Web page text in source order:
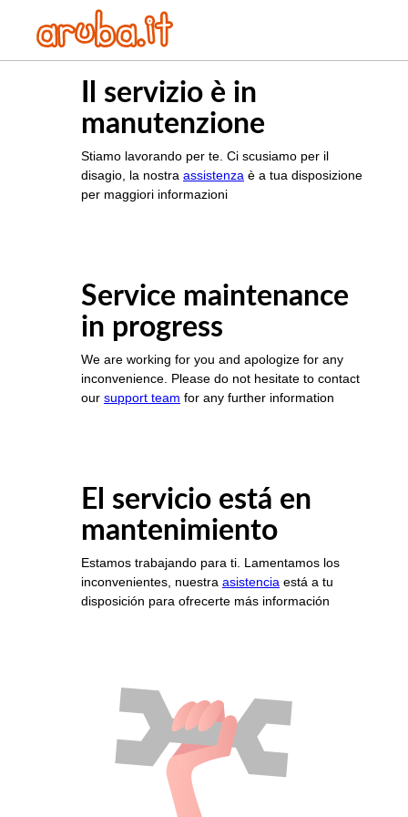
Il servizio è in
manutenzione
Stiamo lavorando per te. Ci scusiamo per il
disagio, la nostra assistenza è a tua disposizione
per maggiori informazioni
Service maintenance
in progress
We are working for you and apologize for any
inconvenience. Please do not hesitate to contact
our support team for any further information
El servicio está en
mantenimiento
Estamos trabajando para ti. Lamentamos los
inconvenientes, nuestra asistencia está a tu
disposición para ofrecerte más información